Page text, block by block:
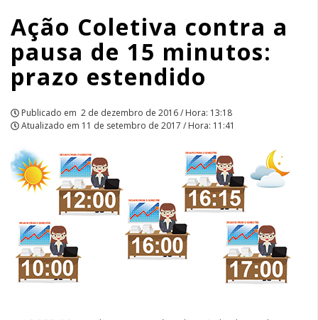
estendido
|
APCEF/SP
Ação Coletiva contra a
pausa de 15 minutos:
prazo estendido
Publicado em 2 de dezembro de 2016 / Hora: 13:18
Atualizado em 11 de setembro de 2017 / Hora: 11:41